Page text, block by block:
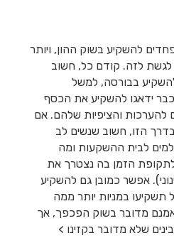
להשקיע בשוק ההון, ויותר
לגשת לזה. קודם כל, חשוב
בבורסה, למשל
ידאגו להשקיע את הכסף
להערכות והציפיות שלהם. אם
הזו, חשוב שנשים לב
לבית ההשקעות ומה
הזמן בה נצטרך את
אפשר כמובן גם להשקיע
תשקיעו במניות יותר ממה
מדובר בשוק הפכפך, אך
שלא מדובר בקזינו >